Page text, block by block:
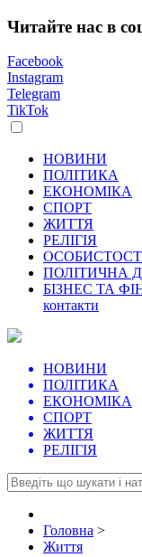
Читайте нас в
Facebook
Instagram
Telegram
TikTok
НОВИНИ
ПОЛІТИКА
ЕКОНОМІКА
СПОРТ
ЖИТТЯ
РЕЛІГІЯ
ПОЛІТИЧНА
БІЗНЕС ТА
контакти
НОВИНИ
ПОЛІТИКА
ЕКОНОМІКА
СПОРТ
ЖИТТЯ
РЕЛІГІЯ
Головна >
Життя